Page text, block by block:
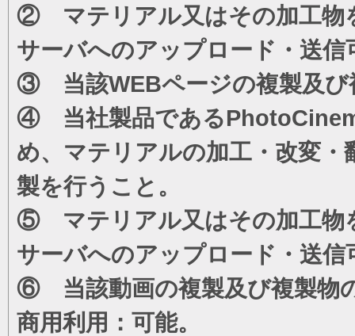
② マテリアル又はその加工物
サーバへのアップロード・送信
③ 当該WEBページの複製及び
④ 当社製品である
め、マテリアルの加工・改変
製を行うこと。
⑤ マテリアル又はその加工物
サーバへのアップロード・送信
⑥ 当該動画の複製及び複製物
商用利用：可能。